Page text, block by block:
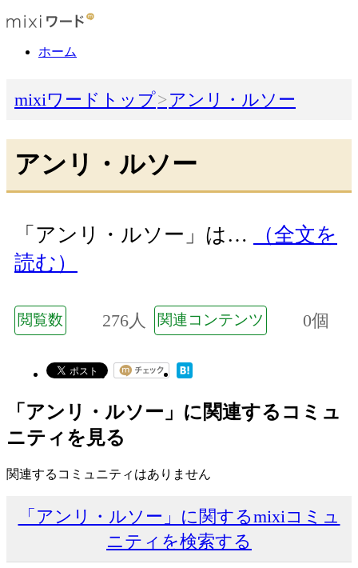
ホーム
mixiワードトップ アンリ・ルソー
アンリ・ルソー
「アンリ・ルソー」は…
（全文を
読む）
閲覧数 276人 関連コンテンツ 0個
「アンリ・ルソー」に関連するコミュ
ニティを見る
関連するコミュニティはありません
「アンリ・ルソー」に関するmixiコミュ
ニティを検索する